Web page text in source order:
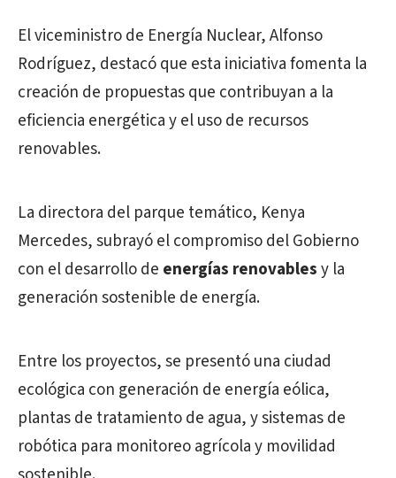
El viceministro de Energía Nuclear, Alfonso
Rodríguez, destacó que esta iniciativa fomenta la
creación de propuestas que contribuyan a la
eficiencia energética y el uso de recursos
renovables.
La directora del parque temático, Kenya
Mercedes, subrayó el compromiso del Gobierno
con el desarrollo de energías renovablesy la
generación sostenible de energía.
Entre los proyectos, se presentó una ciudad
ecológica con generación de energía eólica,
plantas de tratamiento de agua, y sistemas de
robótica para monitoreo agrícola y movilidad